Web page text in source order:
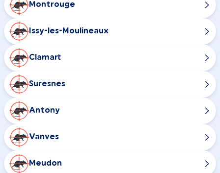
Montrouge
Issy-les-Moulineaux
Clamart
Suresnes
Antony
Vanves
Meudon